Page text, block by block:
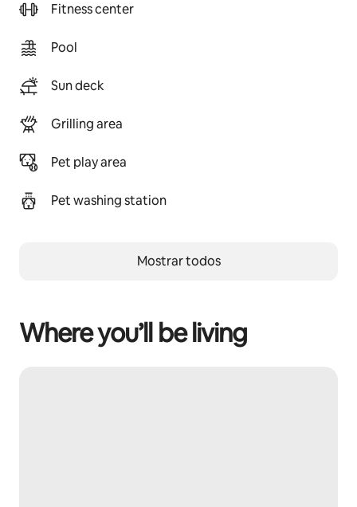
Fitness center
Pool
Sun deck
Grilling area
Pet play area
Pet washing station
Mostrar todos
Where you’ll be living